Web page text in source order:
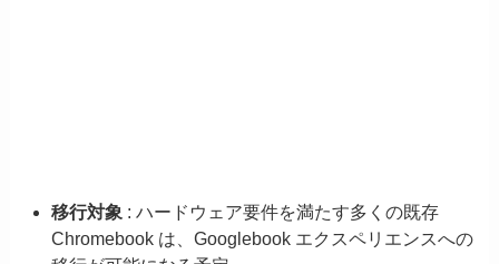
移行対象 : ハードウェア要件を満たす多くの既存
Chromebook は、Googlebook エクスペリエンスへの